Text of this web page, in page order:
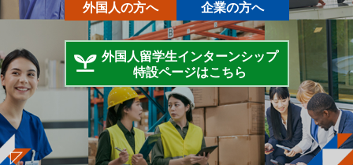
外国人の方へ 企業の方へ
外国人留学生インターンシップ
特設ページはこちら